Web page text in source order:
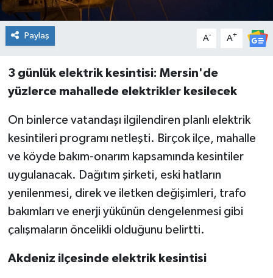
Paylaş A- A+
3 günlük elektrik kesintisi: Mersin'de
yüzlerce mahallede elektrikler kesilecek
On binlerce vatandaşı ilgilendiren planlı elektrik
kesintileri programı netleşti. Birçok ilçe, mahalle
ve köyde bakım-onarım kapsamında kesintiler
uygulanacak. Dağıtım şirketi, eski hatların
yenilenmesi, direk ve iletken değişimleri, trafo
bakımları ve enerji yükünün dengelenmesi gibi
çalışmaların öncelikli olduğunu belirtti.
Akdeniz ilçesinde elektrik kesintisi
İlim & İrfan
Kültür & Sanat
KURDÎ
Sağlık & Yaşam
Siyaset
Yaşam